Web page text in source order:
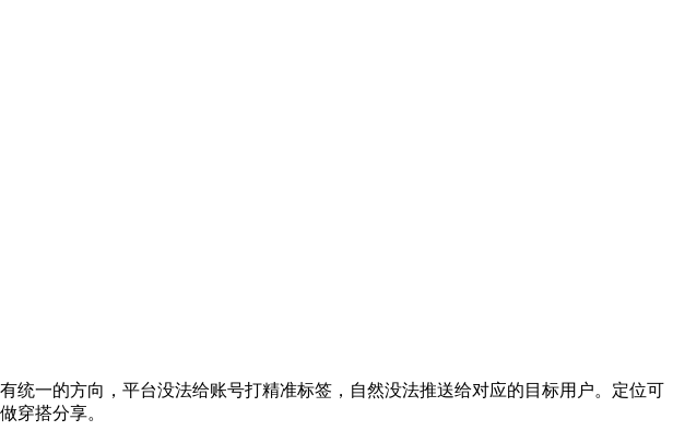
一的方向，平台没法给账号打精准标签，自然没法推送给对应的目标用户。定位可
穿搭分享。